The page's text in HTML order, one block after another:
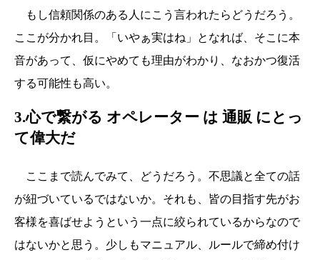
もし信頼関係のある人にこう言われたらどうだろう。
ここが分かれ目。「いやぁ実はね」となれば、そこに本
音があって、仮にやめても理由がわかり、なおかつ復活
する可能性も高い。
3.心で繋がる オペレーター は 通販 にとっ
て偉大だ
ここまで読んでみて、どうだろう。不思議と全ての話
が紐づいているではないか。それも、皆の目指す先がお
客様を喜ばせようという一点に絞られているからなので
はないかと思う。少しもマニュアル、ルールで締め付け